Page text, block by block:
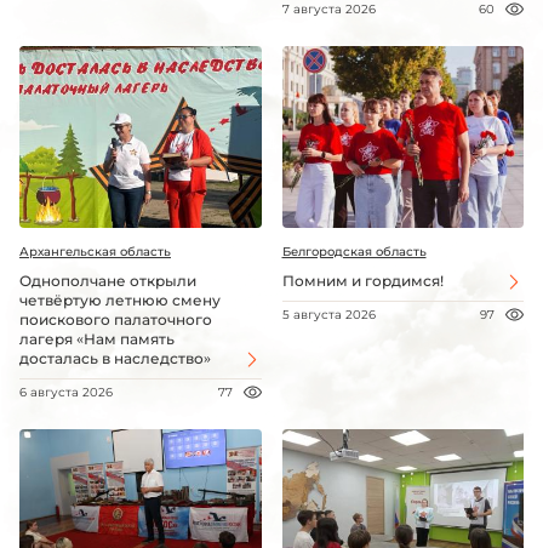
7 августа 2026 60
Архангельская область
Однополчане открыли
четвёртую летнюю смену
поискового палаточного
лагеря «Нам память
досталась в наследство»
6 августа 2026 77
Белгородская область
Помним и гордимся!
5 августа 2026 97